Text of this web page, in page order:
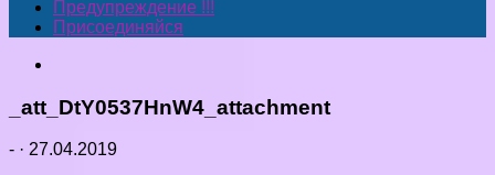
Предупреждение !!!
Присоединяйся
_att_DtY0537HnW4_attachment
- · 27.04.2019